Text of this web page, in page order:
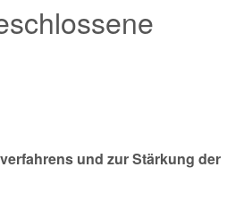
und zur Stärkung der